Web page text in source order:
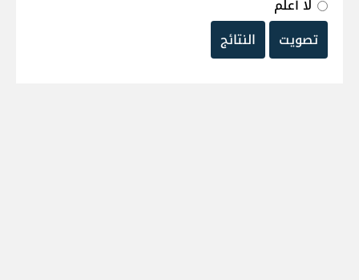
لا أعلم
تصويت
النتائج